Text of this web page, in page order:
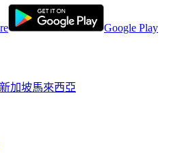
Google Play
新加坡馬來西亞